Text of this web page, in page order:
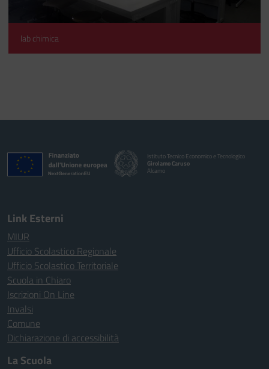
lab chimica
Istituto Tecnico Economico e Tecnologico
Girolamo Caruso
Alcamo
Link Esterni
MIUR
Ufficio Scolastico Regionale
Ufficio Scolastico Territoriale
Scuola in Chiaro
Iscrizioni On Line
Invalsi
Comune
Dichiarazione di accessibilità
La Scuola